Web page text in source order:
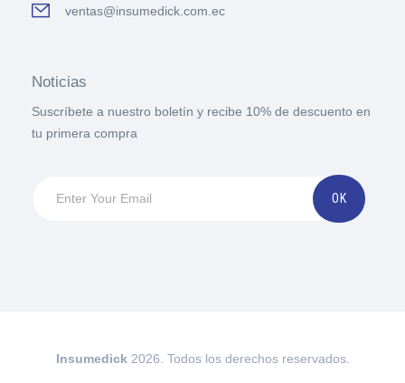
ventas@insumedick.com.ec
Noticias
Suscríbete a nuestro boletín y recibe 10% de descuento en
tu primera compra
Insumedick 2026. Todos los derechos reservados.